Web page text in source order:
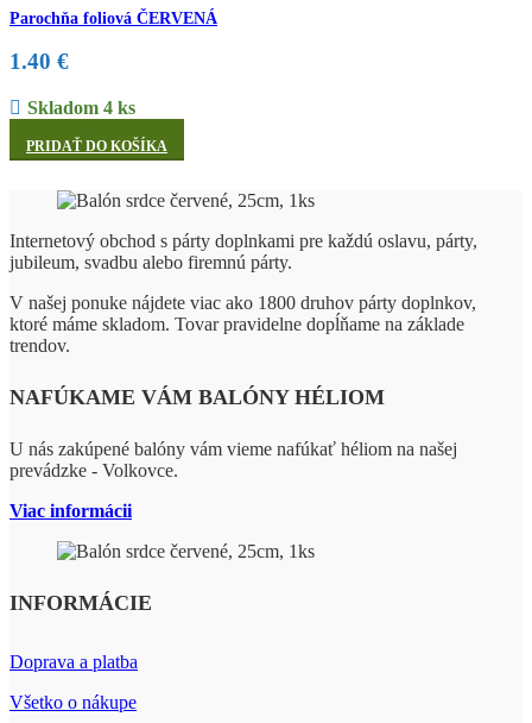
Parochňa foliová ČERVENÁ
1.40 €
Skladom 4 ks
PRIDAŤ DO KOŠÍKA
Internetový obchod s párty doplnkami pre každú oslavu, párty,
jubileum, svadbu alebo firemnú párty.
V našej ponuke nájdete viac ako 1800 druhov párty doplnkov,
ktoré máme skladom. Tovar pravidelne dopĺňame na základe
trendov.
NAFÚKAME VÁM BALÓNY HÉLIOM
U nás zakúpené balóny vám vieme nafúkať héliom na našej
prevádzke - Volkovce.
Viac informácii
INFORMÁCIE
Doprava a platba
Všetko o nákupe